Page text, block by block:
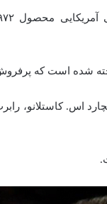
است که پرفروش‌ترین رمان
اس. کاستلانو،